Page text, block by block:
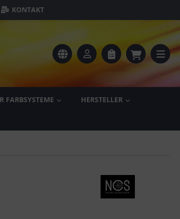
KONTAKT
FARBSYSTEME
HERSTELLER